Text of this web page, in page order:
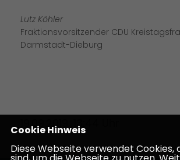
Lutz Köhler
Fraktionsvorsitzender CDU
Darmstadt-Dieburg
19.09.2019, 13:44 Uhr
Cookie Hinweis
Diese Webseite verwendet Cookies,